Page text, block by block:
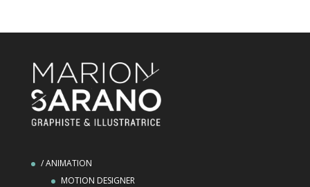
/ ANIMATION
MOTION DESIGNER